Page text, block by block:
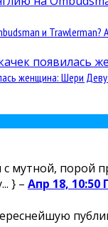
и
женщина: Шери
с мутной, порой
} – Апр 18, 10:50